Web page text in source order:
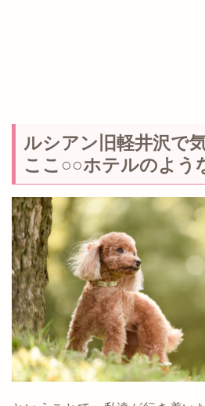
ルシアン旧軽井沢で
ここ○○ホテルのよう